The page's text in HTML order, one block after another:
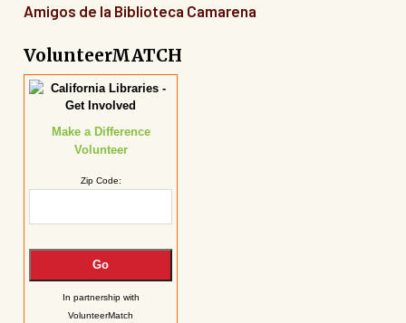
Amigos de la Biblioteca Camarena
VolunteerMATCH
Make a Difference
Volunteer
Zip Code:
In partnership with
VolunteerMatch